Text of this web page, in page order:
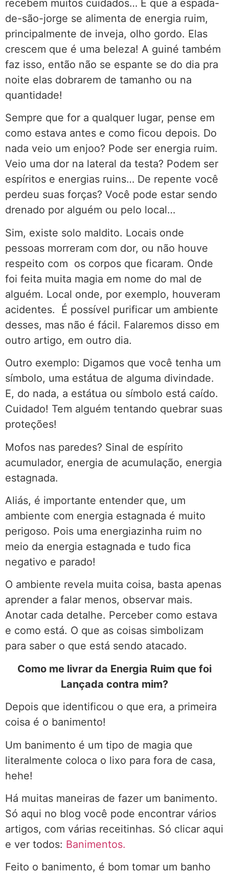
recebem muitos cuidados… É que a espada-
de-são-jorge se alimenta de energia ruim,
principalmente de inveja, olho gordo. Elas
crescem que é uma beleza! A guiné também
faz isso, então não se espante se do dia pra
noite elas dobrarem de tamanho ou na
quantidade!
Sempre que for a qualquer lugar, pense em
como estava antes e como ficou depois. Do
nada veio um enjoo? Pode ser energia ruim.
Veio uma dor na lateral da testa? Podem ser
espíritos e energias ruins… De repente você
perdeu suas forças? Você pode estar sendo
drenado por alguém ou pelo local…
Sim, existe solo maldito. Locais onde
pessoas morreram com dor, ou não houve
respeito com os corpos que ficaram. Onde
foi feita muita magia em nome do mal de
alguém. Local onde, por exemplo, houveram
acidentes. É possível purificar um ambiente
desses, mas não é fácil. Falaremos disso em
outro artigo, em outro dia.
Outro exemplo: Digamos que você tenha um
símbolo, uma estátua de alguma divindade.
E, do nada, a estátua ou símbolo está caído.
Cuidado! Tem alguém tentando quebrar suas
proteções!
Mofos nas paredes? Sinal de espírito
acumulador, energia de acumulação, energia
estagnada.
Aliás, é importante entender que, um
ambiente com energia estagnada é muito
perigoso. Pois uma energiazinha ruim no
meio da energia estagnada e tudo fica
negativo e parado!
O ambiente revela muita coisa, basta apenas
aprender a falar menos, observar mais.
Anotar cada detalhe. Perceber como estava
e como está. O que as coisas simbolizam
para saber o que está sendo atacado.
Como me livrar da Energia Ruim que foi
Lançada contra mim?
Depois que identificou o que era, a primeira
coisa é o banimento!
Um banimento é um tipo de magia que
literalmente coloca o lixo para fora de casa,
hehe!
Há muitas maneiras de fazer um banimento.
Só aqui no blog você pode encontrar vários
artigos, com várias receitinhas. Só clicar aqui
e ver todos: Banimentos.
Feito o banimento, é bom tomar um banho